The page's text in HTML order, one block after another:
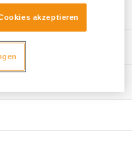
(A030AAXX und
akzeptieren